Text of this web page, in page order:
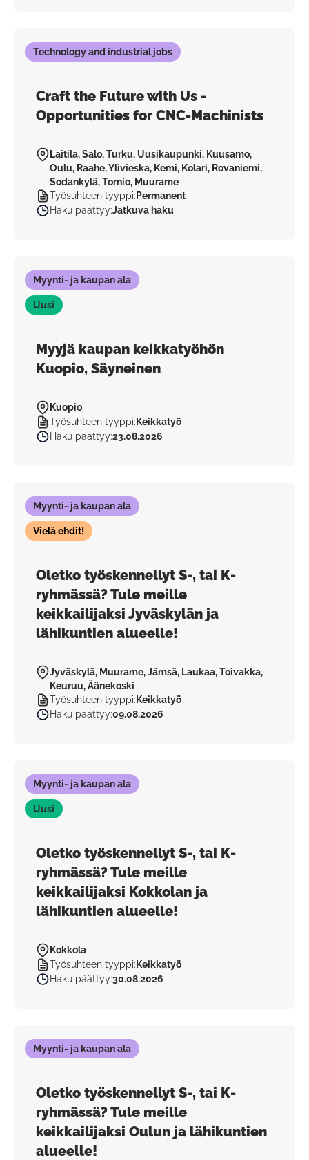
Technology and industrial jobs
Craft the Future with Us -
Opportunities for CNC-Machinists
Laitila, Salo, Turku, Uusikaupunki, Kuusamo,
Oulu, Raahe, Ylivieska, Kemi, Kolari, Rovaniemi,
Sodankylä, Tornio, Muurame
Työsuhteen tyyppi: Permanent
Haku päättyy:Jatkuva haku
Myynti- ja kaupan ala
Uusi
Myyjä kaupan keikkatyöhön
Kuopio, Säyneinen
Kuopio
Työsuhteen tyyppi: Keikkatyö
Haku päättyy:23.08.2026
Myynti- ja kaupan ala
Vielä ehdit!
Oletko työskennellyt S-, tai K-
ryhmässä? Tule meille
keikkailijaksi Jyväskylän ja
lähikuntien alueelle!
Jyväskylä, Muurame, Jämsä, Laukaa, Toivakka,
Keuruu, Äänekoski
Työsuhteen tyyppi: Keikkatyö
Haku päättyy:09.08.2026
Myynti- ja kaupan ala
Uusi
Oletko työskennellyt S-, tai K-
ryhmässä? Tule meille
keikkailijaksi Kokkolan ja
lähikuntien alueelle!
Kokkola
Työsuhteen tyyppi: Keikkatyö
Haku päättyy:30.08.2026
Myynti- ja kaupan ala
Oletko työskennellyt S-, tai K-
ryhmässä? Tule meille
keikkailijaksi Oulun ja lähikuntien
alueelle!